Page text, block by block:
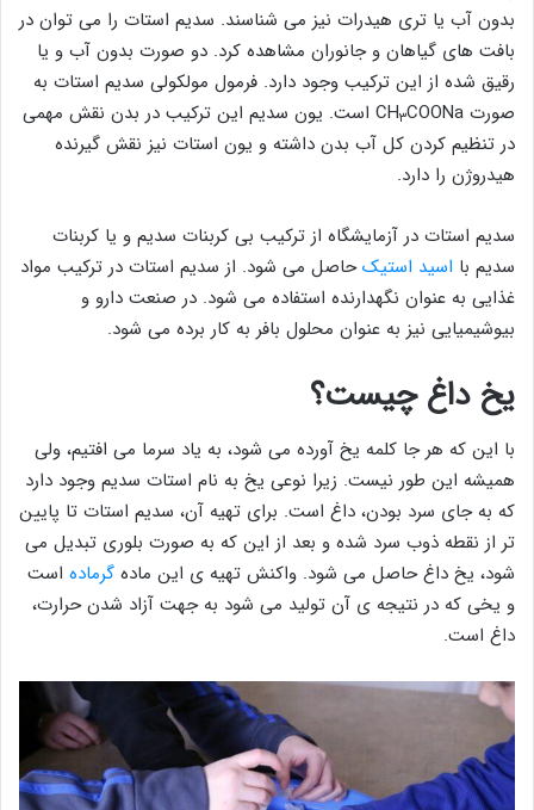
بدون آب یا تری هیدرات نیز می شناسند. سدیم استات را می توان در
بافت های گیاهان و جانوران مشاهده کرد. دو صورت بدون آب و یا
رقیق شده از این ترکیب وجود دارد. فرمول مولکولی سدیم استات به
صورت CH
۳
COONa است. یون سدیم این ترکیب در بدن نقش مهمی
در تنظیم کردن کل آب بدن داشته و یون استات نیز نقش گیرنده
هیدروژن را دارد.
سدیم استات در آزمایشگاه از ترکیب بی کربنات سدیم و یا کربنات
سدیم با اسید استیکحاصل می شود. از سدیم استات در ترکیب مواد
غذایی به عنوان نگهدارنده استفاده می شود. در صنعت دارو و
بیوشیمیایی نیز به عنوان محلول بافر به کار برده می شود.
یخ داغ چیست؟
با این که هر جا کلمه یخ آورده می شود، به یاد سرما می افتیم، ولی
همیشه این طور نیست. زیرا نوعی یخ به نام استات سدیم وجود دارد
که به جای سرد بودن، داغ است. برای تهیه آن، سدیم استات تا پایین
تر از نقطه ذوب سرد شده و بعد از این که به صورت بلوری تبدیل می
شود، یخ داغ حاصل می شود. واکنش تهیه ی این ماده گرماده است
و یخی که در نتیجه ی آن تولید می شود به جهت آزاد شدن حرارت،
داغ است.